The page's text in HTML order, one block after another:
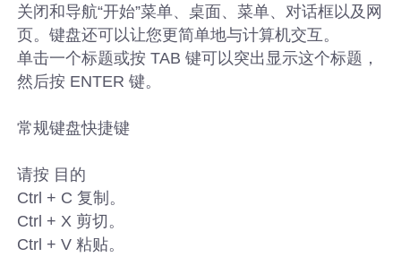
关闭和导航“开始”菜单、桌面、菜单、对话框以及网
页。键盘还可以让您更简单地与计算机交互。
单击一个标题或按 TAB 键可以突出显示这个标题，
然后按 ENTER 键。
常规键盘快捷键
请按 目的
Ctrl + C 复制。
Ctrl + X 剪切。
Ctrl + V 粘贴。